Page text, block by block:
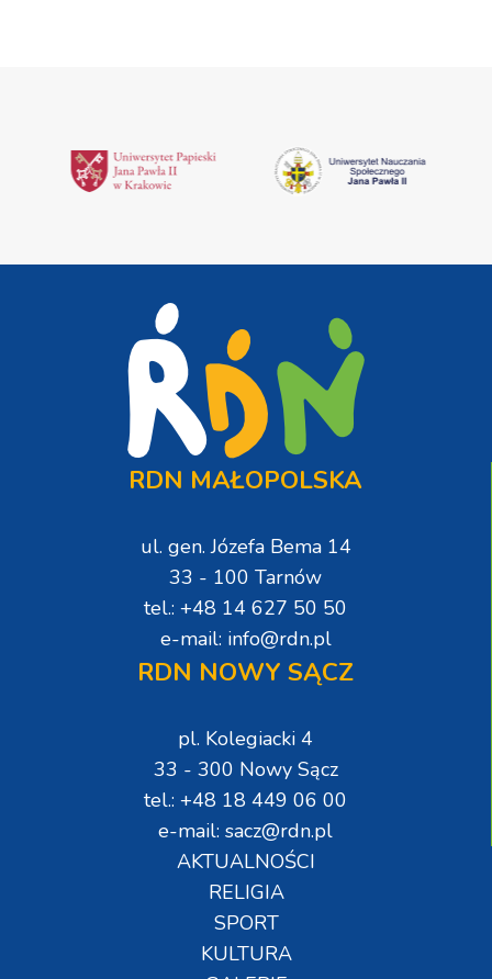
RDN MAŁOPOLSKA
ul. gen. Józefa Bema 14
33 - 100 Tarnów
tel.: +48 14 627 50 50
e-mail: info@rdn.pl
RDN NOWY SĄCZ
pl. Kolegiacki 4
33 - 300 Nowy Sącz
tel.: +48 18 449 06 00
e-mail: sacz@rdn.pl
AKTUALNOŚCI
RELIGIA
SPORT
KULTURA